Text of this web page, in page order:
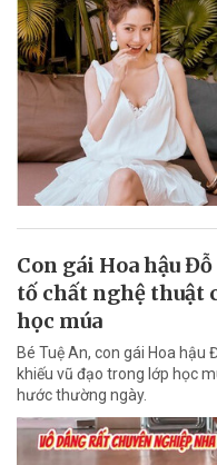
Con gái Hoa hậu
tố chất nghệ thuật
học múa
Bé Tuệ An, con gái Hoa hậu
khiếu vũ đạo trong lớp học
hước thường ngày.